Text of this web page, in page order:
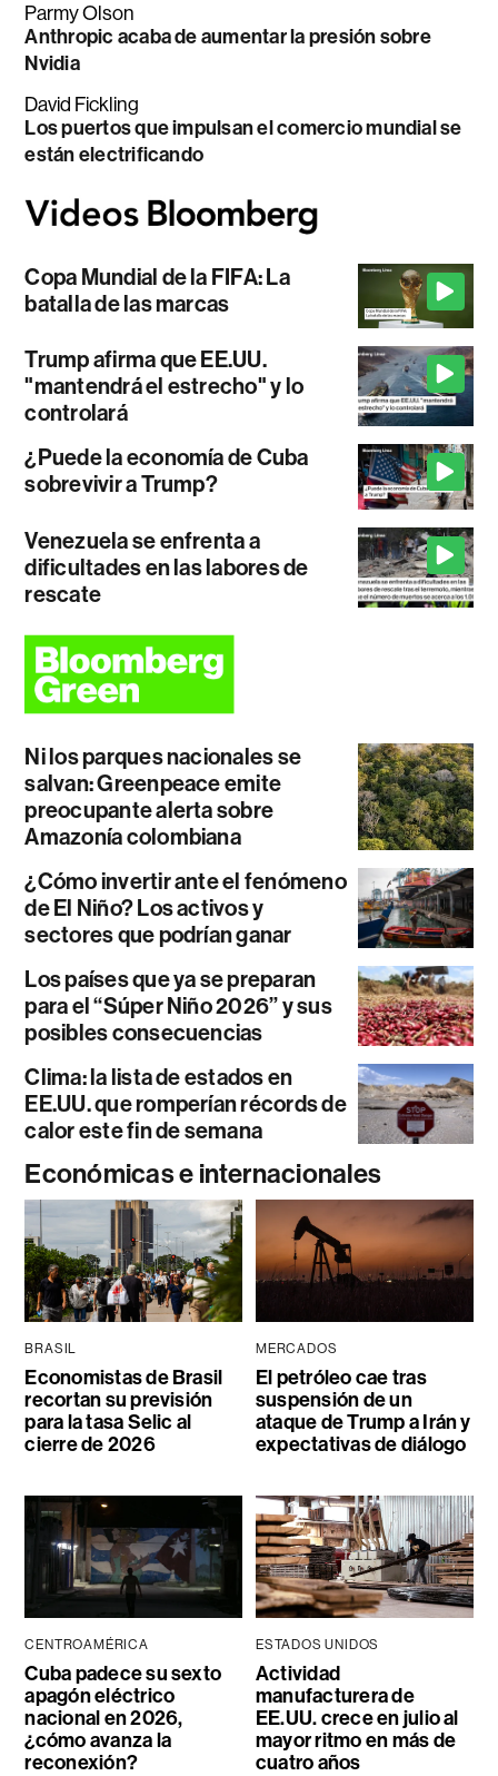
Parmy Olson
Anthropic acaba de aumentar la presión sobre
Nvidia
David Fickling
Los puertos que impulsan el comercio mundial se
están electrificando
Copa Mundial de la FIFA: La
batalla de las marcas
Trump afirma que EE.UU.
"mantendrá el estrecho" y lo
controlará
¿Puede la economía de Cuba
sobrevivir a Trump?
Venezuela se enfrenta a
dificultades en las labores de
rescate
Ni los parques nacionales se
salvan: Greenpeace emite
preocupante alerta sobre
Amazonía colombiana
¿Cómo invertir ante el fenómeno
de El Niño? Los activos y
sectores que podrían ganar
Los países que ya se preparan
para el “Súper Niño 2026” y sus
posibles consecuencias
Clima: la lista de estados en
EE.UU. que romperían récords de
calor este fin de semana
Económicas e internacionales
BRASIL
Economistas de Brasil
recortan su previsión
para la tasa Selic al
cierre de 2026
MERCADOS
El petróleo cae tras
suspensión de un
ataque de Trump a Irán y
expectativas de diálogo
CENTROAMÉRICA
Cuba padece su sexto
apagón eléctrico
nacional en 2026,
¿cómo avanza la
reconexión?
ESTADOS UNIDOS
Actividad
manufacturera de
EE.UU. crece en julio al
mayor ritmo en más de
cuatro años